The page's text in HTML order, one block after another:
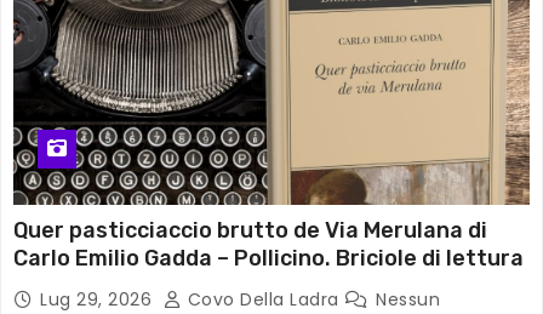
Quer pasticciaccio brutto de Via Merulana di
Carlo Emilio Gadda – Pollicino. Briciole di lettura
Lug 29, 2026 Covo Della Ladra
Nessun